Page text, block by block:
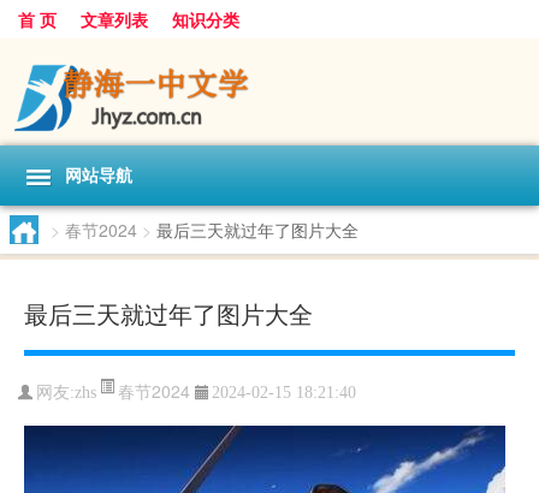
首 页 文章列表 知识分类
网站导航
> 春节2024 > 最后三天就过年了图片大全
最后三天就过年了图片大全
网友:zhs 春节2024 2024-02-15 18:21:40